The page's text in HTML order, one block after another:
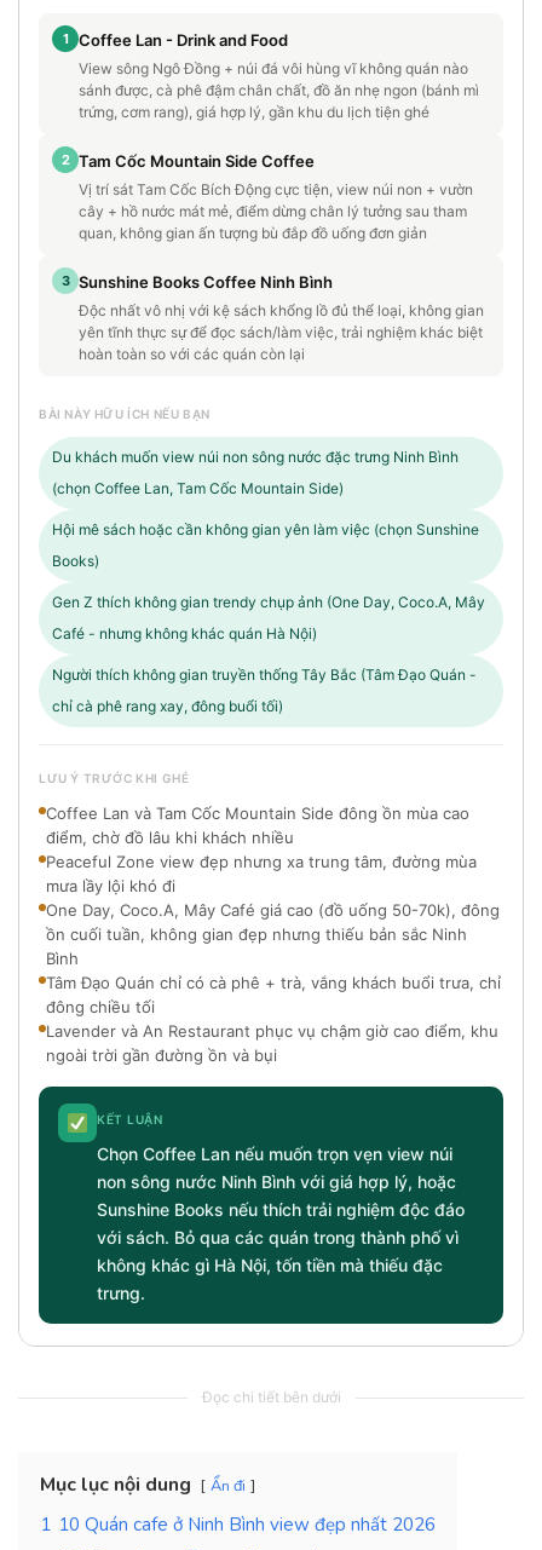
1 Coffee Lan - Drink and Food
View sông Ngô Đồng + núi đá vôi hùng vĩ không quán nào
sánh được, cà phê đậm chân chất, đồ ăn nhẹ ngon (bánh mì
trứng, cơm rang), giá hợp lý, gần khu du lịch tiện ghé
2 Tam Cốc Mountain Side Coffee
Vị trí sát Tam Cốc Bích Động cực tiện, view núi non + vườn
cây + hồ nước mát mẻ, điểm dừng chân lý tưởng sau tham
quan, không gian ấn tượng bù đắp đồ uống đơn giản
3 Sunshine Books Coffee Ninh Bình
Độc nhất vô nhị với kệ sách khổng lồ đủ thể loại, không gian
yên tĩnh thực sự để đọc sách/làm việc, trải nghiệm khác biệt
hoàn toàn so với các quán còn lại
BÀI NÀY HỮU ÍCH NẾU BẠN
Du khách muốn view núi non sông nước đặc trưng Ninh Bình
(chọn Coffee Lan, Tam Cốc Mountain Side)
Hội mê sách hoặc cần không gian yên làm việc (chọn Sunshine
Books)
Gen Z thích không gian trendy chụp ảnh (One Day, Coco.A, Mây
Café - nhưng không khác quán Hà Nội)
Người thích không gian truyền thống Tây Bắc (Tâm Đạo Quán -
chỉ cà phê rang xay, đông buổi tối)
LƯU Ý TRƯỚC KHI GHÉ
Coffee Lan và Tam Cốc Mountain Side đông ồn mùa cao
điểm, chờ đồ lâu khi khách nhiều
Peaceful Zone view đẹp nhưng xa trung tâm, đường mùa
mưa lầy lội khó đi
One Day, Coco.A, Mây Café giá cao (đồ uống 50-70k), đông
ồn cuối tuần, không gian đẹp nhưng thiếu bản sắc Ninh
Bình
Tâm Đạo Quán chỉ có cà phê + trà, vắng khách buổi trưa, chỉ
đông chiều tối
Lavender và An Restaurant phục vụ chậm giờ cao điểm, khu
ngoài trời gần đường ồn và bụi
KẾT LUẬN
Chọn Coffee Lan nếu muốn trọn vẹn view núi
non sông nước Ninh Bình với giá hợp lý, hoặc
Sunshine Books nếu thích trải nghiệm độc đáo
với sách. Bỏ qua các quán trong thành phố vì
không khác gì Hà Nội, tốn tiền mà thiếu đặc
trưng.
Đọc chi tiết bên dưới
Mục lục nội dung Ẩn đi
1 10 Quán cafe ở Ninh Bình view đẹp nhất 2026